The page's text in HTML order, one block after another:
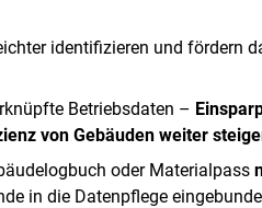
identifizieren und fördern
Betriebsdaten –
von Gebäuden weiter
oder Materialpass
in die Datenpflege